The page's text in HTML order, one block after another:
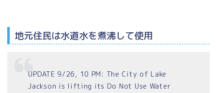
地元住民は水道水を煮沸して使用
UPDATE 9/26, 10 PM: The City of Lake
Jackson is lifting its Do Not Use Water